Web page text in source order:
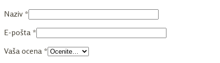
Naziv *
E-pošta *
Vaša ocena *